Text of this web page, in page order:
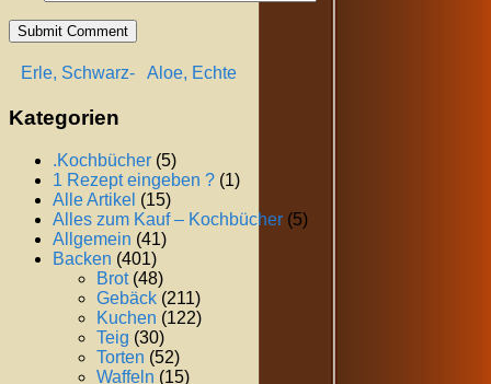
Erle, Schwarz- Aloe, Echte
Kategorien
.Kochbücher (5)
1 Rezept eingeben ? (1)
Alle Artikel (15)
Alles zum Kauf – Kochbücher (5)
Allgemein (41)
Backen (401)
Brot(48)
Gebäck (211)
Kuchen (122)
Teig (30)
Torten (52)
Waffeln (15)